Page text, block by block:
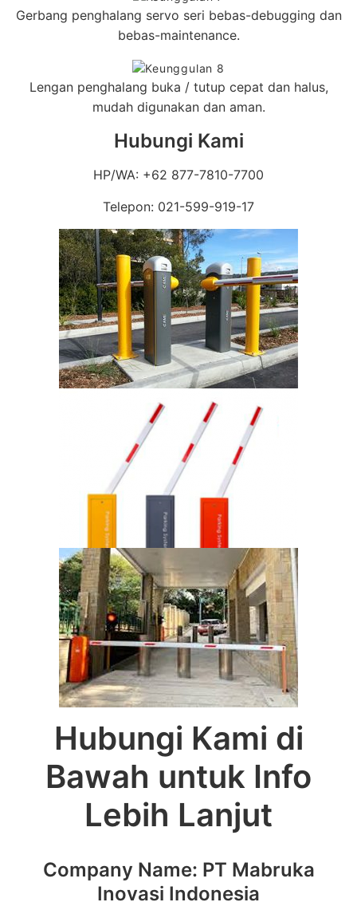
Gerbang penghalang servo seri bebas-debugging dan
bebas-maintenance.
Lengan penghalang buka / tutup cepat dan halus,
mudah digunakan dan aman.
Hubungi Kami
HP/WA: +62 877-7810-7700
Telepon: 021-599-919-17
Hubungi Kami di
Bawah untuk Info
Lebih Lanjut
Company Name: PT Mabruka
Inovasi Indonesia